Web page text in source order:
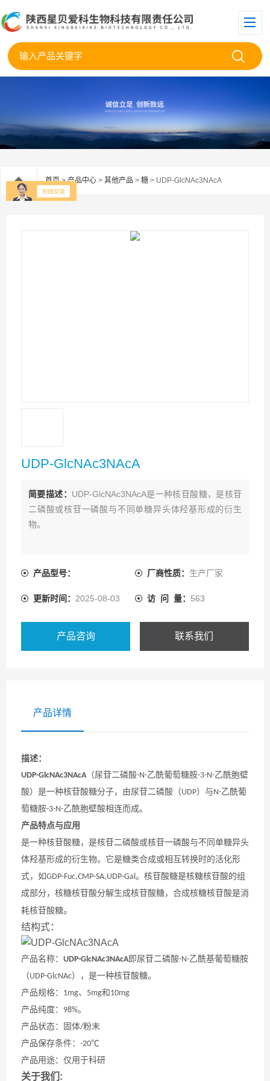
首页>产品中心 > 其他产品 > 糖 > UDP-GlcNAc3NAcA
UDP-GlcNAc3NAcA
简要描述： UDP-GlcNAc3NAcA是一种核苷酸糖，是核苷
二磷酸或核苷一磷酸与不同单糖异头体羟基形成的衍生
物。
产品型号： 厂商性质： 生产厂家
更新时间： 2025-08-03 访 问 量： 563
产品咨询 联系我们
产品详情
描述：
UDP-GlcNAc3NAcA（尿苷二磷酸-N-乙酰葡萄糖胺-3-N-乙酰胞壁
酸）是一种核苷酸糖分子，由尿苷二磷酸（UDP）与N-乙酰葡
萄糖胺-3-N-乙酰胞壁酸相连而成。
产品特点与应用
是一种核苷酸糖，是核苷二磷酸或核苷一磷酸与不同单糖异头
体羟基形成的衍生物。它是糖类合成或相互转换时的活化形
式，如GDP-Fuc,CMP-SA,UDP-Gal。核苷酸糖是核糖核苷酸的组
成部分，核糖核苷酸分解生成核苷酸糖，合成核糖核苷酸是消
耗核苷酸糖。
结构式：
产品名称： UDP-GlcNAc3NAcA即尿苷二磷酸-N-乙酰基葡萄糖胺
（UDP-GlcNAc），是一种核苷酸糖。
产品规格： 1mg、 5mg和 10mg
产品纯度： 98%。
产品状态：固体/粉末
产品保存条件： -20℃
产品用途：仅用于科研
关于我们: